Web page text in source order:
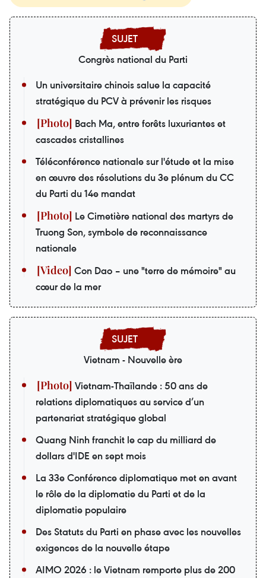
Congrès national du Parti
Un universitaire chinois salue la capacité
stratégique du PCV à prévenir les risques
Bach Ma, entre forêts luxuriantes et
cascades cristallines
Téléconférence nationale sur l'étude et la mise
en œuvre des résolutions du 3e plénum du CC
du Parti du 14e mandat
Le Cimetière national des martyrs de
Truong Son, symbole de reconnaissance
nationale
Con Dao – une "terre de mémoire" au
cœur de la mer
Vietnam - Nouvelle ère
Vietnam-Thaïlande : 50 ans de
relations diplomatiques au service d’un
partenariat stratégique global
Quang Ninh franchit le cap du milliard de
dollars d'IDE en sept mois
La 33e Conférence diplomatique met en avant
le rôle de la diplomatie du Parti et de la
diplomatie populaire
Des Statuts du Parti en phase avec les nouvelles
exigences de la nouvelle étape
AIMO 2026 : le Vietnam remporte plus de 200